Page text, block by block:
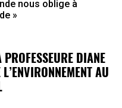
nous oblige à
»
DIANE
AU